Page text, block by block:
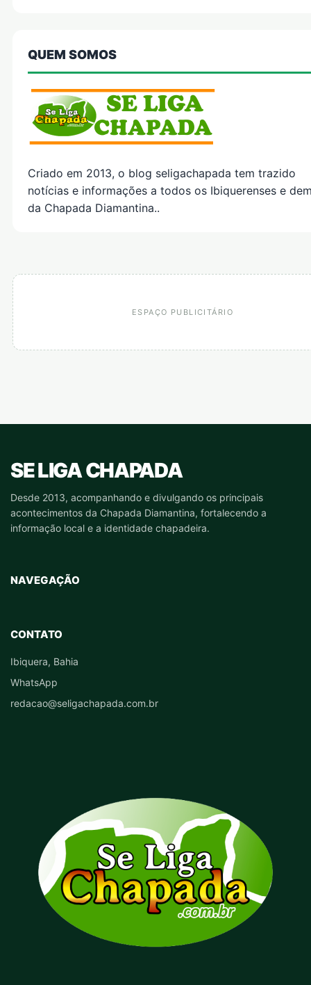
QUEM SOMOS
Criado em 2013, o blog seligachapada tem trazido
notícias e informações a todos os Ibiquerenses e
da Chapada Diamantina..
ESPAÇO PUBLICITÁRIO
SE LIGA CHAPADA
Desde 2013, acompanhando e divulgando os principais
acontecimentos da Chapada Diamantina, fortalecendo a
informação local e a identidade chapadeira.
NAVEGAÇÃO
CONTATO
Ibiquera, Bahia
WhatsApp
redacao@seligachapada.com.br